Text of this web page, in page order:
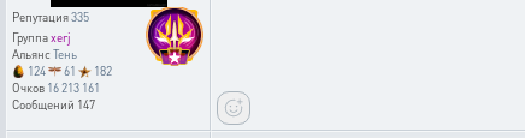
Репутация335
Группаxerj
АльянсТень
124
61
182
Очков 16 213 161
Сообщений 147